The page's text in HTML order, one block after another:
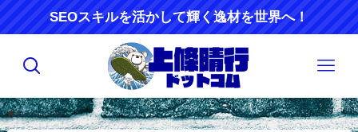
SEOスキルを活かして輝く逸材を世界へ！
ホーム C94